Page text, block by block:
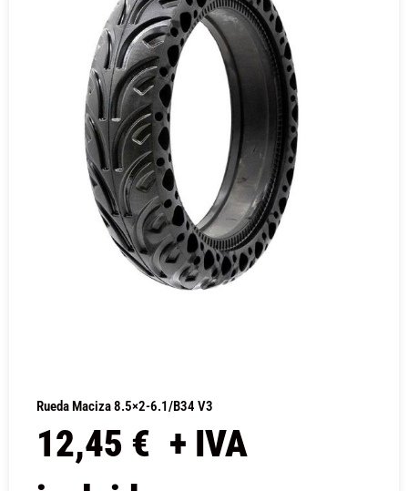
Rueda Maciza 8.5×2-6.1/B34 V3
12,45 € + IVA